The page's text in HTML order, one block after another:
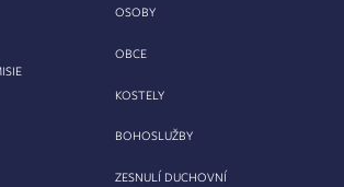
OSOBY
OBCE
KOSTELY
BOHOSLUŽBY
ZESNULÍ DUCHOVNÍ